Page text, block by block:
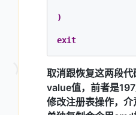
)
exit
取消跟恢复这两段
value值，前者是
修改注册表操作，